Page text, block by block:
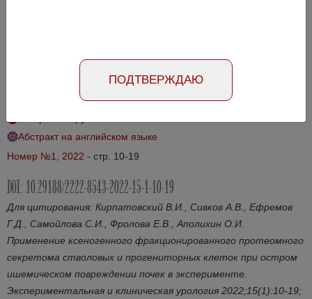
клеток при остром ишемическом повреждении почек в
Номер №1, 2022 - стр. 10-19
Абстракт на английском языке
DOI: 10.29188/2222-8543-2022-15-1-10-19
Для цитирования: Кирпатовский В.И., Сивков А.В., Ефремов
Г.Д., Самойлова С.И., Фролова Е.В., Аполихин О.И.
Применение ксеногенного фракционированного протеомного
секретома стволовых и прогениторных клеток при остром
ишемическом повреждении почек в эксперименте.
Экспериментальная и клиническая урология 2022;15(1):10-19;
ПОДТВЕРЖДАЮ